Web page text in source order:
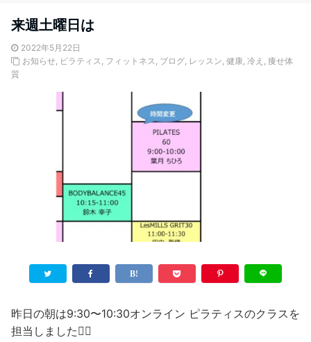
来週土曜日は
2022年5月22日
お知らせ, ピラティス, フィットネス, ブログ, レッスン, 健康, 冷え , 痩せ体
質
昨日の朝は9:30〜10:30オンライン ピラティスのクラスを
担当しました🧘‍♀️